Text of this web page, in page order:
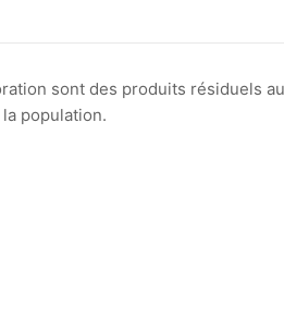
sont des produits résiduels
population.